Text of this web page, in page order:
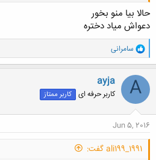
حالا بیا منو بخور
دعواش میاد دختره
و
ا
ک
ن
ش
ه
ا
سامرانی
A
ayja
کاربر حرفه ای کاربر ممتاز
Jun 5, 2016
ali199_1991 گفت: